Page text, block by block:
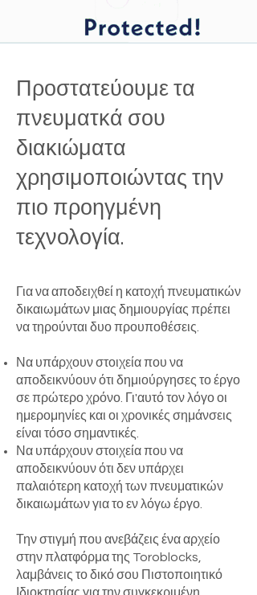
Προστατεύουμε τα
πνευματκά σου
διακιώματα
χρησιμοποιώντας την
πιο προηγμένη
τεχνολογία.
Για να αποδειχθεί η κατοχή πνευματικών
δικαιωμάτων μιας δημιουργίας πρέπει
να τηρούνται δυο προυποθέσεις.
Να υπάρχουν στοιχεία που να
αποδεικνύουν ότι δημιούργησες το έργο
σε πρώτερο χρόνο. Γι'αυτό τον λόγο οι
ημερομηνίες και οι χρονικές σημάνσεις
είναι τόσο σημαντικές.
Να υπάρχουν στοιχεία που να
αποδεικνύουν ότι δεν υπάρχει
παλαιότερη κατοχή των πνευματικών
δικαιωμάτων για το εν λόγω έργο.
Την στιγμή που ανεβάζεις ένα αρχείο
στην πλατφόρμα της Toroblocks,
λαμβάνεις το δικό σου Πιστοποιητικό